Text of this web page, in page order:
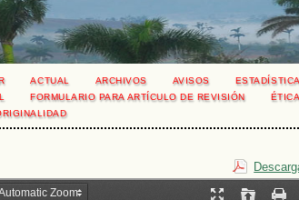
ACTUAL ARCHIVOS AVISOS
FORMULARIO PARA ARTÍCULO DE REVISIÓN